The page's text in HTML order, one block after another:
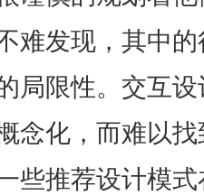
难发现，其中
局限性。交互
念化，而难以
些推荐设计模